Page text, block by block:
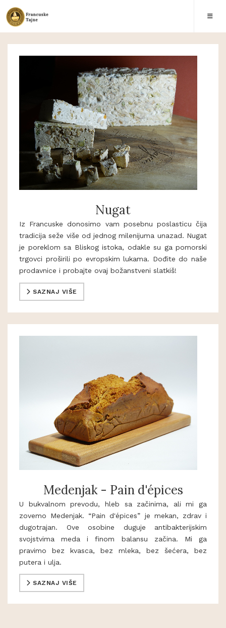
Nugat
Iz Francuske donosimo vam posebnu poslasticu čija
tradicija seže više od jednog milenijuma unazad. Nugat
je poreklom sa Bliskog istoka, odakle su ga pomorski
trgovci proširili po evropskim lukama. Dođite do naše
prodavnice i probajte ovaj božanstveni slatkiš!
SAZNAJ VIŠE
Medenjak - Pain d'épices
U bukvalnom prevodu, hleb sa začinima, ali mi ga
zovemo Medenjak. “Pain d'épices” je mekan, zdrav i
dugotrajan. Ove osobine duguje antibakterijskim
svojstvima meda i finom balansu začina. Mi ga
pravimo bez kvasca, bez mleka, bez šećera, bez
putera i ulja.
SAZNAJ VIŠE